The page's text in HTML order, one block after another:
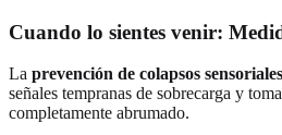
Cuando lo sientes venir:
La prevención de colapsos sensoriales
señales tempranas de sobrecarga y
completamente abrumado.